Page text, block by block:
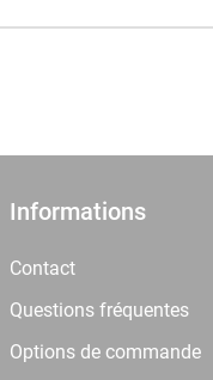
Informations
Contact
Questions fréquentes
Options de commande